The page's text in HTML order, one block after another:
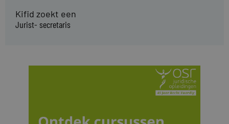
Kifid zoekt een
Jurist- secretaris